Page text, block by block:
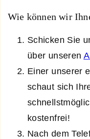
Wie können wir
Schicken Sie
über unseren
Einer unserer
schaut sich
kostenfrei!
Nach dem